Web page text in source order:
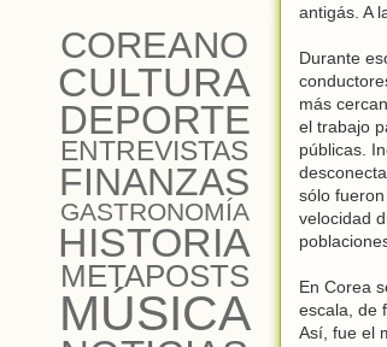
antigás. A
Durante
más
el trabajo
públicas.
sólo
velocidad
En Corea
escala, de
Así, fue el
COREANO
CULTURA
DEPORTE
ENTREVISTAS
FINANZAS
GASTRONOMÍA
HISTORIA
METAPOSTS
MÚSICA